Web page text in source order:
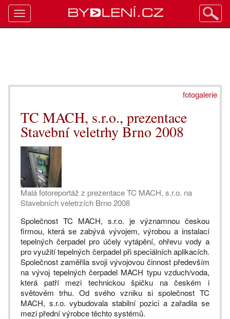
fotogalerie
TC MACH, s.r.o., prezentace
Stavební veletrhy Brno 2008
Malá fotoreportáž z prezentace TC MACH, s.r.o. na
Stavebních veletrzích Brno 2008
Společnost TC MACH, s.r.o. je významnou českou
firmou, která se zabývá vývojem, výrobou a instalací
tepelných čerpadel pro účely vytápění, ohřevu vody a
pro využití tepelných čerpadel při speciálních aplikacích.
Společnost zaměřila svoji vývojovou činnost především
na vývoj tepelných čerpadel MACH typu vzduch/voda,
která patří mezi technickou špičku na českém i
světovém trhu. Od svého vzniku si společnost TC
MACH, s.r.o. vybudovala stabilní pozici a zařadila se
mezi přední výrobce těchto systémů.
Toggle
navigation